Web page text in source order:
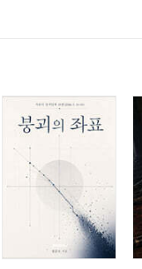
97
순간 104
, 결혼의 수호자인가